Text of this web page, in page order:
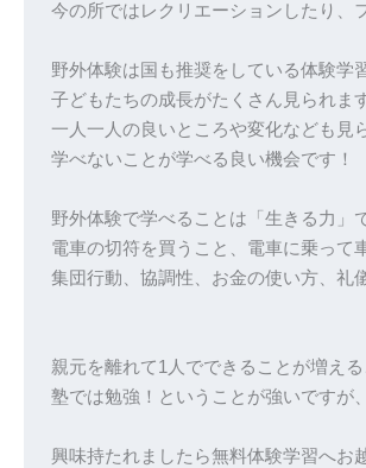
今の所ではレクリエーションしたり、
野外体験は国も推奨をしている体験学
子どもたちの成長がたくさん見られま
一人一人の良いところや変化なども見
学べないことが学べる良い機会です！
野外体験で学べることは「生きる力」
電車の切符を買うこと、電車に乗って
親元を離れて1人でできることが増え
塾では勉強！ということが強いですが
興味持たれましたら無料体験学習へお